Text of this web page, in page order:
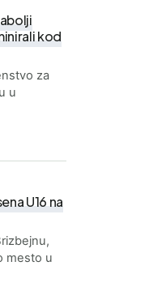
kod
za
u
U16 na
mesto u